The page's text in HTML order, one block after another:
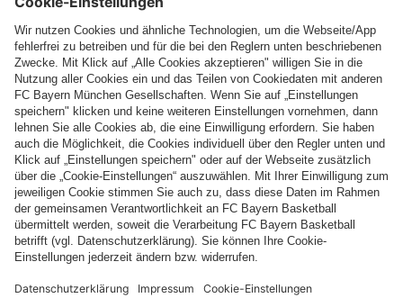
Basketball Frauen Handball Schach Schiedsrichter
Seniorenfußball
Tischtennis
Impressum Datenschutz Nutzungsbedingungen Barrierefreiheit